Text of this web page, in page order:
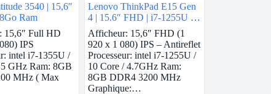
3540 | 15,6″
Ram
15,6″ Full HD
IPS
intel i7-1355U /
GHz Ram: 8GB
MHz ( Max
Lenovo ThinkPad E15 Gen
4 | 15.6″ FHD | i7-1255U |
8Gb Ram | Nvidia MX550 |
512 GB SSD
Afficheur: 15,6″ FHD (1
920 x 1 080) IPS – Antireflet
Processeur: intel i7-1255U /
10 Core / 4.7GHz Ram:
8GB DDR4 3200 MHz
Graphique:…